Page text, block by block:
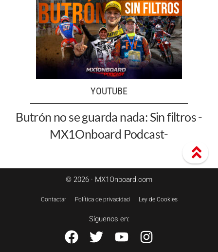
YOUTUBE
Butrón no se guarda nada: Sin filtros -
MX1Onboard Podcast-
© 2026 · MX1Onboard.com
Contactar Política de privacidad Ley de Cookies
Síguenos en: